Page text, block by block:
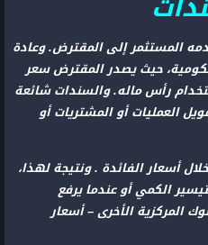
المستثمر إلى المقترض. وعادة
حيث يصدر المقترض سعر
رأس ماله. والسندات شائعة
العمليات أو المشتريات أو
أسعار الفائدة . ونتيجة لهذا،
الكمي أو عندما يرفع
المركزية الأخرى – أسعار